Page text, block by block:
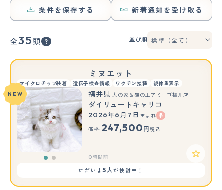
条件を保存する 新着通知を受け取る
全35 頭 並び順
ミヌエット
マイクロチップ装着 遺伝子検査情報 ワクチン接種 親体重表示
もっと見る
NEW 福井県 犬の家＆猫の里アミーゴ福井店
ダイリュートキャリコ
2026年6月7日 生まれ
価格: 247,500 円 税込
0時間前
ただいま 5人が検討中！